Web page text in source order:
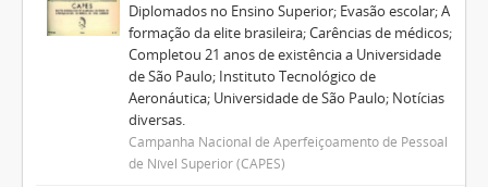
Diplomados no Ensino Superior; Evasão escolar; A
formação da elite brasileira; Carências de médicos;
Completou 21 anos de existência a Universidade
de São Paulo; Instituto Tecnológico de
Aeronáutica; Universidade de São Paulo; Notícias
diversas.
Campanha Nacional de Aperfeiçoamento de Pessoal
de Nível Superior (CAPES)